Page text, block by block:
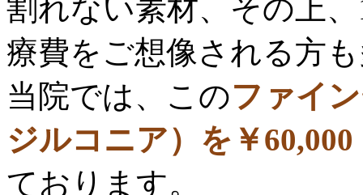
割れない素材、その上
療費をご想像される方
当院では、このファイ
ジルコニア）を￥
ております。